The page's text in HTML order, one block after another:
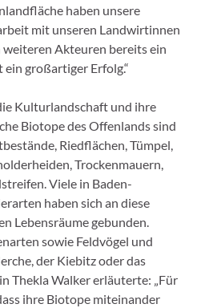
haben unsere
mit unseren Landwirtinnen
Akteuren bereits ein
großartiger Erfolg.“
Kulturlandschaft und ihre
Biotope des Offenlands sind
Riedflächen, Tümpel,
Trockenmauern,
Viele in Baden-
haben sich an diese
Lebensräume gebunden.
sowie Feldvögel und
der Kiebitz oder das
Thekla Walker erläuterte: „Für
ihre Biotope miteinander